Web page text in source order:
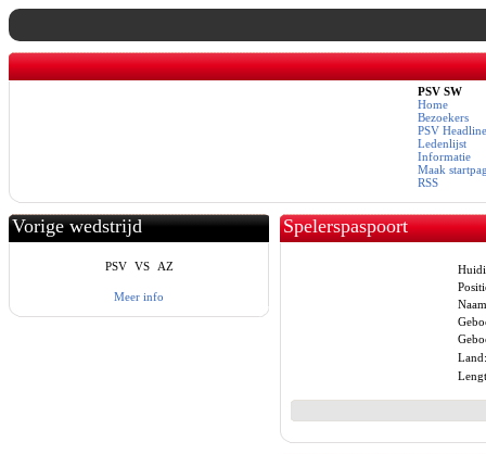
PSV SW
Home
Bezoekers
PSV
Ledenlijst
Informatie
Maak
RSS
Vorige wedstrijd
PSV VS AZ
Meer info
Spelerspaspoort
Land: